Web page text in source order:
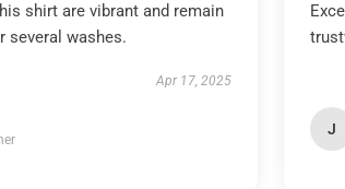
shirt are vibrant and remain
several washes.
Apr 17, 2025
J